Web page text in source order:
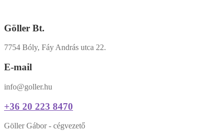
Göller Bt.
7754 Bóly, Fáy András utca 22.
E-mail
info@goller.hu
+36 20 223 8470
Göller Gábor - cégvezető